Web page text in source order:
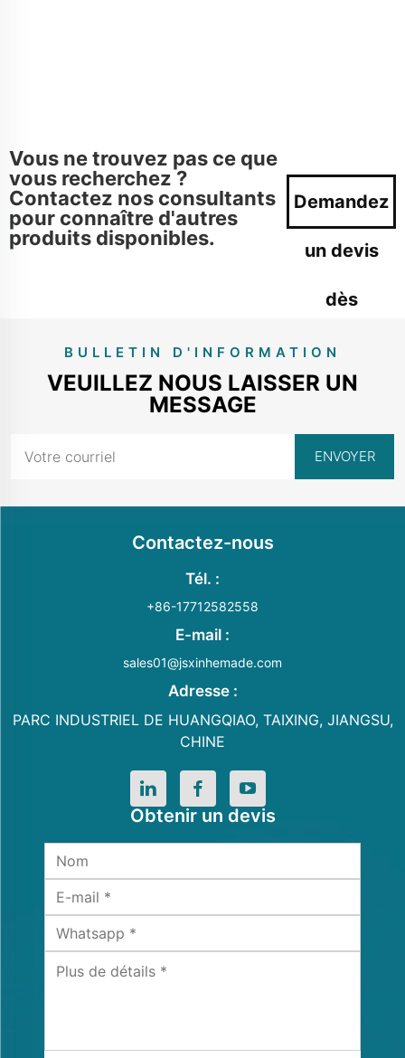
Vous ne trouvez pas ce que
vous recherchez ?
Contactez nos consultants
pour connaître d'autres
produits disponibles.
Demandez
un devis
dès
maintenant
BULLETIN D'INFORMATION
VEUILLEZ NOUS LAISSER UN
MESSAGE
Contactez-nous
Tél. :
+86-17712582558
E-mail :
sales01@jsxinhemade.com
Adresse :
PARC INDUSTRIEL DE HUANGQIAO, TAIXING, JIANGSU,
CHINE
Obtenir un devis